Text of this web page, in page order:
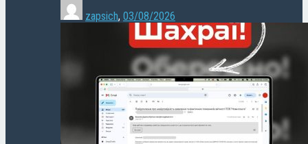
zapsich, 03/08/2026